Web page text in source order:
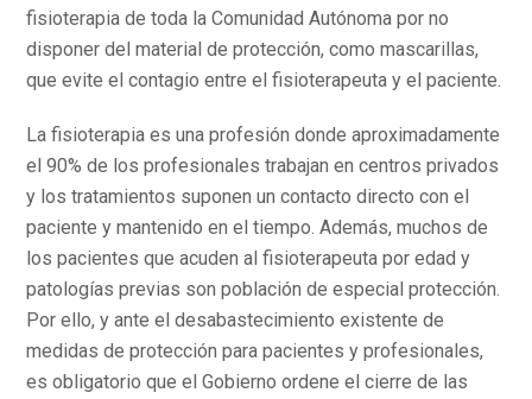
fisioterapia de toda la Comunidad Autónoma por no
disponer del material de protección, como mascarillas,
que evite el contagio entre el fisioterapeuta y el paciente.
La fisioterapia es una profesión donde aproximadamente
el 90% de los profesionales trabajan en centros privados
y los tratamientos suponen un contacto directo con el
paciente y mantenido en el tiempo. Además, muchos de
los pacientes que acuden al fisioterapeuta por edad y
patologías previas son población de especial protección.
Por ello, y ante el desabastecimiento existente de
medidas de protección para pacientes y profesionales,
es obligatorio que el Gobierno ordene el cierre de las